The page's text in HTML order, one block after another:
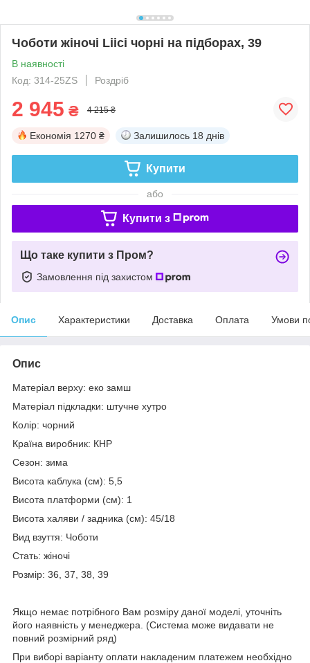
Чоботи жіночі Liici чорні на підборах, 39
В наявності
Код: 314-25ZS
Роздріб
2 945 ₴ 4 215 ₴
Економія 1270 ₴ Залишилось 18 днів
Купити
або
Купити з
Що таке купити з Пром?
Замовлення під захистом
Опис Характеристики Доставка Оплата Умови
Опис
Матеріал верху: еко замш
Матеріал підкладки: штучне хутро
Колір: чорний
Країна виробник: КНР
Сезон: зима
Висота каблука (см): 5,5
Висота платформи (см): 1
Висота халяви / задника (см): 45/18
Вид взуття: Чоботи
Стать: жіночі
Розмір: 36, 37, 38, 39
Якщо немає потрібного Вам розміру даної моделі, уточніть
його наявність у менеджера. (Система може видавати не
повний розмірний ряд)
При виборі варіанту оплати накладеним платежем необхідно